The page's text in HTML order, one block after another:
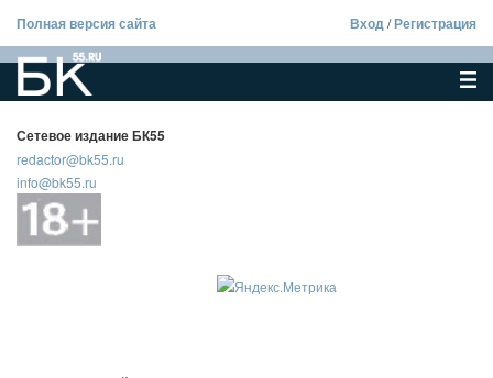
Полная версия сайта Вход/Регистрация
Сетевое издание БК55
redactor@bk55.ru
info@bk55.ru